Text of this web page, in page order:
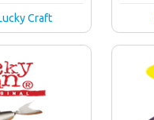
Craft